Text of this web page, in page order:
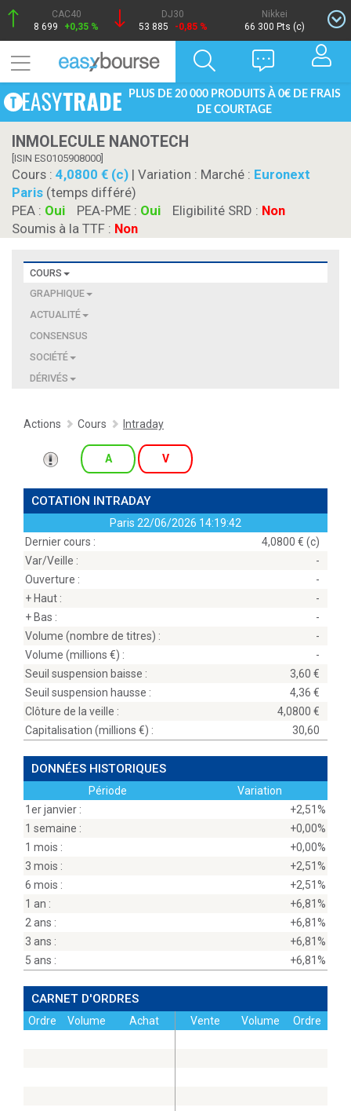
CAC40
8 699
+0,35 %
DJ30
53 885
-0,85 %
Nikkei
66 300 Pts (c)
PLUS DE 20 000 PRODUITS À 0€ DE FRAIS
DE COURTAGE
INMOLECULE NANOTECH
[ISIN ES0105908000]
Cours : 4,0800 € (c) | Variation : Marché : Euronext
Paris (temps différé)
PEA : Oui PEA-PME : Oui Eligibilité SRD : Non
Soumis à la TTF : Non
COURS
GRAPHIQUE
ACTUALITÉ
CONSENSUS
SOCIÉTÉ
DÉRIVÉS
Actions Cours Intraday
A V
COTATION INTRADAY
Paris 22/06/2026 14:19:42
Dernier cours :
4,0800 € (c)
Var/Veille :
-
Ouverture :
-
+ Haut :
-
+ Bas :
-
Volume (nombre de titres) :
-
Volume (millions
) :
-
Seuil suspension baisse :
3,60
Seuil suspension hausse :
4,36
Clôture de la veille :
4,0800
Capitalisation (millions
) : 30,60
DONNÉES HISTORIQUES
Période
Variation
1er janvier :
+2,51%
1 semaine :
+0,00%
1 mois :
+0,00%
3 mois :
+2,51%
6 mois :
+2,51%
1 an :
+6,81%
2 ans :
+6,81%
3 ans :
+6,81%
5 ans :
+6,81%
CARNET D'ORDRES
Ordre Volume Achat Vente Volume Ordre